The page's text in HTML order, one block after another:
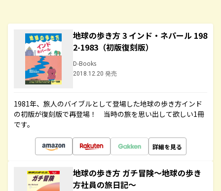
地球の歩き方 3 インド・ネパール 198
2-1983（初版復刻版）
D-Books
2018.12.20 発売
1981年、旅人のバイブルとして登場した地球の歩き方インド
の初版が復刻版で再登場！ 当時の旅を思い出して欲しい1冊
です。
詳細を見る
地球の歩き方 ガチ冒険～地球の歩き
方社員の旅日記～